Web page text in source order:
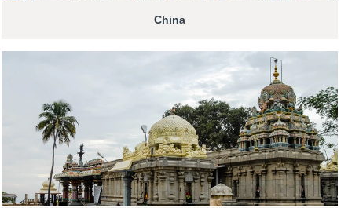
China